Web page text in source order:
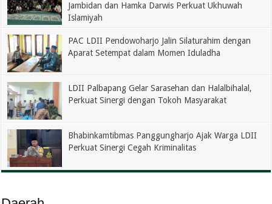
Jambidan dan Hamka Darwis Perkuat Ukhuwah
Islamiyah
PAC LDII Pendowoharjo Jalin Silaturahim dengan
Aparat Setempat dalam Momen Iduladha
LDII Palbapang Gelar Sarasehan dan Halalbihalal,
Perkuat Sinergi dengan Tokoh Masyarakat
Bhabinkamtibmas Panggungharjo Ajak Warga LDII
Perkuat Sinergi Cegah Kriminalitas